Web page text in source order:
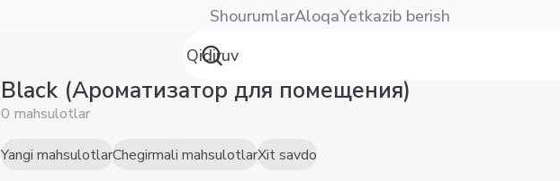
ShourumlarAloqaYetkazib berish
Black (Ароматизатор для помещения)
0 mahsulotlar
Yangi mahsulotlarChegirmali mahsulotlarXit savdo